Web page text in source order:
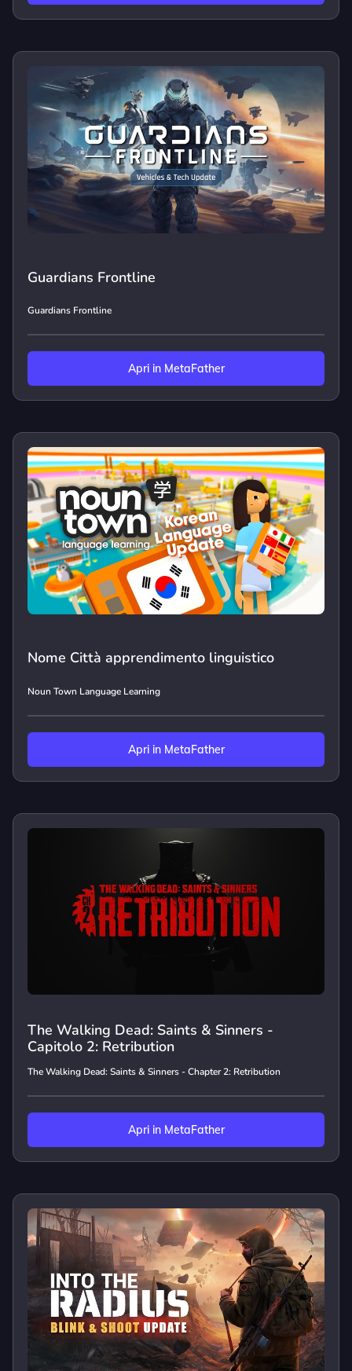
Guardians Frontline
Guardians Frontline
Apri in MetaFather
Nome Città apprendimento linguistico
Noun Town Language Learning
Apri in MetaFather
The Walking Dead: Saints & Sinners -
Capitolo 2: Retribution
The Walking Dead: Saints & Sinners - Chapter 2: Retribution
Apri in MetaFather